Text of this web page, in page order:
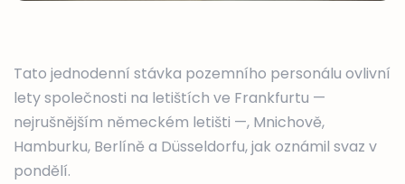
Tato jednodenní stávka pozemního personálu ovlivní
lety společnosti na letištích ve Frankfurtu —
nejrušnějším německém letišti —, Mnichově,
Hamburku, Berlíně a Düsseldorfu, jak oznámil svaz v
pondělí.